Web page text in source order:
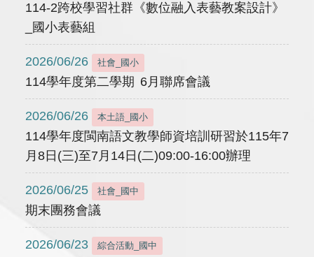
114-2跨校學習社群《數位融入表藝教案設計》
_國小表藝組
2026/06/26 社會_國小
114學年度第二學期 6月聯席會議
2026/06/26 本土語_國小
114學年度閩南語文教學師資培訓研習於115年7
月8日(三)至7月14日(二)09:00-16:00辦理
2026/06/25 社會_國中
期末團務會議
2026/06/23 綜合活動_國中